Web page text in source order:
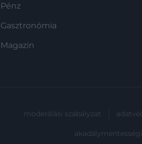
Pénz
Gasztronómia
Magazin
moderálási szabályzat